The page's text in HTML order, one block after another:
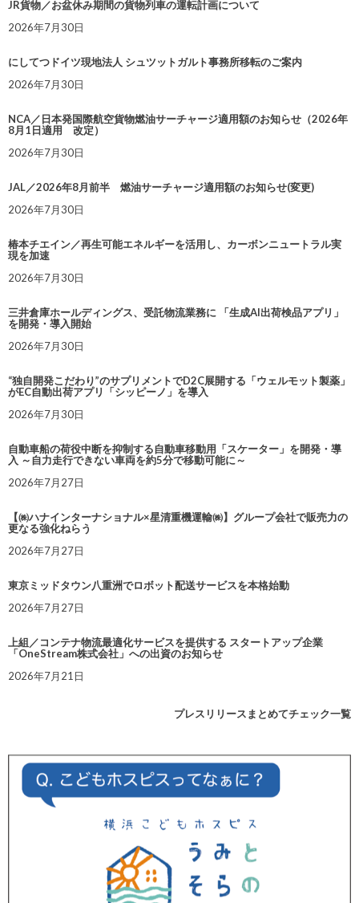
JR貨物／お盆休み期間の貨物列車の運転計画について
2026年7月30日
にしてつドイツ現地法人 シュツットガルト事務所移転のご案内
2026年7月30日
NCA／日本発国際航空貨物燃油サーチャージ適用額のお知らせ（2026年
8月1日適用 改定）
2026年7月30日
JAL／2026年8月前半 燃油サーチャージ適用額のお知らせ(変更)
2026年7月30日
椿本チエイン／再生可能エネルギーを活用し、カーボンニュートラル実
現を加速
2026年7月30日
三井倉庫ホールディングス、受託物流業務に 「生成AI出荷検品アプリ」
を開発・導入開始
2026年7月30日
“独自開発こだわり”のサプリメントでD2C展開する「ウェルモット製薬」
がEC自動出荷アプリ「シッピーノ」を導入
2026年7月30日
自動車船の荷役中断を抑制する自動車移動用「スケーター」を開発・導
入 ～自力走行できない車両を約5分で移動可能に～
2026年7月27日
【㈱ハナインターナショナル×星清重機運輸㈱】グループ会社で販売力の
更なる強化ねらう
2026年7月27日
東京ミッドタウン八重洲でロボット配送サービスを本格始動
2026年7月27日
上組／コンテナ物流最適化サービスを提供する スタートアップ企業
「OneStream株式会社」への出資のお知らせ
2026年7月21日
プレスリリースまとめてチェック一覧